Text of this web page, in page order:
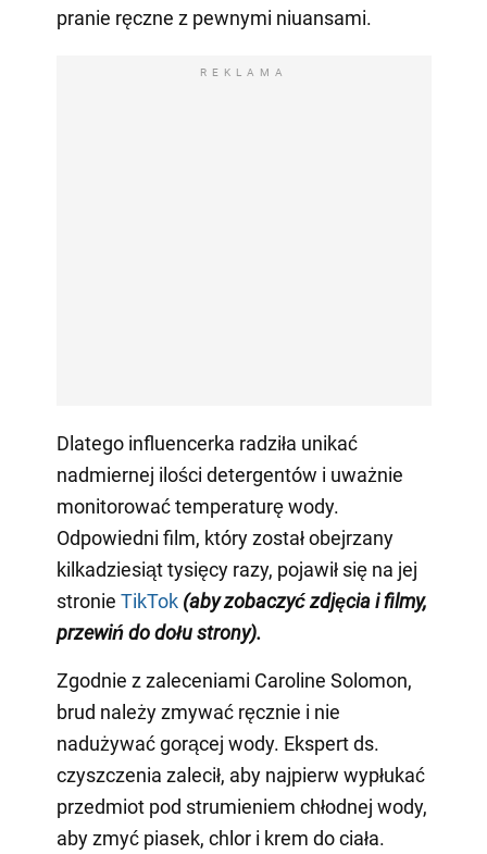
pranie ręczne z pewnymi niuansami.
REKLAMA
Dlatego influencerka radziła unikać
nadmiernej ilości detergentów i uważnie
monitorować temperaturę wody.
Odpowiedni film, który został obejrzany
kilkadziesiąt tysięcy razy, pojawił się na jej
stronie TikTok (aby zobaczyć zdjęcia i filmy,
przewiń do dołu strony).
Zgodnie z zaleceniami Caroline Solomon,
brud należy zmywać ręcznie i nie
nadużywać gorącej wody. Ekspert ds.
czyszczenia zalecił, aby najpierw wypłukać
przedmiot pod strumieniem chłodnej wody,
aby zmyć piasek, chlor i krem do ciała.